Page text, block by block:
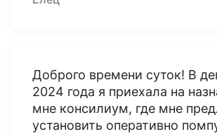
Доброго времени суток! В
2024 года я приехала на
мне консилиум, где мне
установить оперативно